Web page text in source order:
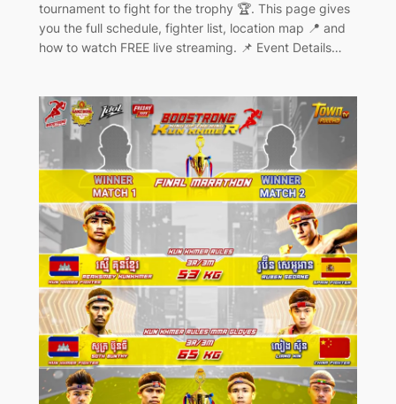
tournament to fight for the trophy 🏆. This page gives
you the full schedule, fighter list, location map 📍 and
how to watch FREE live streaming. 📌 Event Details…